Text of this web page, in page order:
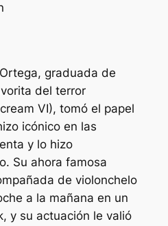
graduada de
del terror
VI), tomó el papel
icónico en las
y lo hizo
Su ahora famosa
de violonchelo
a la mañana en un
y su actuación le valió